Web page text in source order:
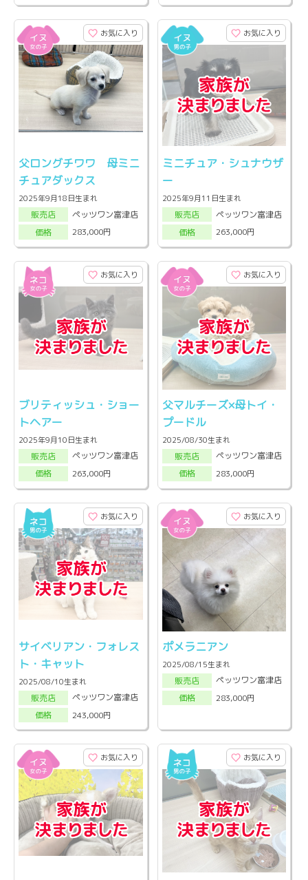
お気に入り
父ロングチワワ 母ミニ
チュアダックス
2025年9月18日生まれ
販売店
ペッツワン富津店
価格
283,000円
お気に入り
ミニチュア・シュナウザ
ー
2025年9月11日生まれ
販売店
ペッツワン富津店
価格
263,000円
お気に入り
ブリティッシュ・ショー
トヘアー
2025年9月10日生まれ
販売店
ペッツワン富津店
価格
263,000円
お気に入り
父マルチーズ×母トイ・
プードル
2025/08/30生まれ
販売店
ペッツワン富津店
価格
283,000円
お気に入り
サイベリアン・フォレス
ト・キャット
2025/08/10生まれ
販売店
ペッツワン富津店
価格
243,000円
お気に入り
ポメラニアン
2025/08/15生まれ
販売店
ペッツワン富津店
価格
283,000円
お気に入り お気に入り